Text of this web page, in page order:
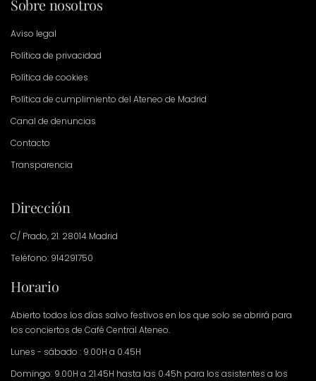
Sobre nosotros
Aviso legal
Política de privacidad
Política de cookies
Política de cumplimiento del Ateneo de Madrid
Canal de denuncias
Contacto
Transparencia
Dirección
C/ Prado, 21. 28014 Madrid
Teléfono: 914291750
Horario
Abierto todos los días salvo festivos en los que solo se abrirá para
los conciertos de Café Central Ateneo.
Lunes - sábado : 9.00H a 0.45H
Domingo: 9.00H a 21.45H hasta las 0.45h para los asistentes a los